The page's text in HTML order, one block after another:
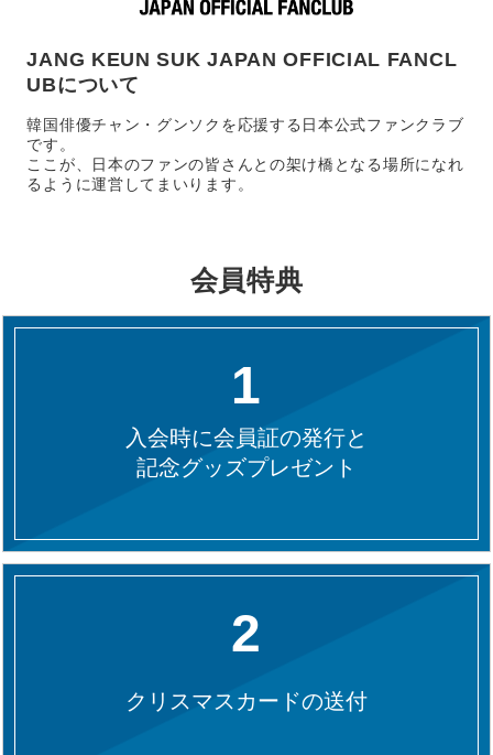
JANG KEUN SUK JAPAN OFFICIAL FANCL
UBについて
韓国俳優チャン・グンソクを応援する日本公式ファンクラブ
です。
ここが、日本のファンの皆さんとの架け橋となる場所になれ
るように運営してまいります。
会員特典
1
入会時に会員証の発行と
記念グッズプレゼント
2
クリスマスカードの送付